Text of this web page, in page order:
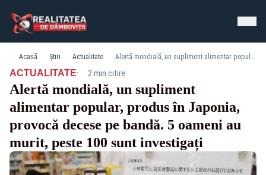
Acasă Știri Actualitate Alertă mondială, un supliment alimentar popular, produs în Japonia, provocă decese pe bandă. 5 oameni au murit, peste 100 sunt investigați
ACTUALITATE· 2 min citire
Alertă mondială, un supliment
alimentar popular, produs în Japonia,
provocă decese pe bandă. 5 oameni au
murit, peste 100 sunt investigați